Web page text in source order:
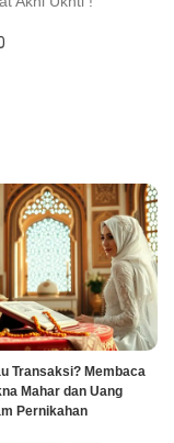
Transaksi? Membaca
Mahar dan Uang
Pernikahan